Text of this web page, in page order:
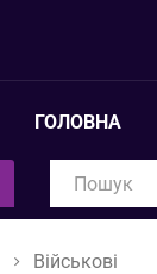
ГОЛОВНА
Військові